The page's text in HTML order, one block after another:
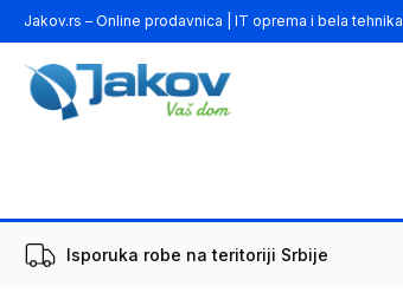
Jakov.rs – Online prodavnica | IT oprema i bela tehnika
Isporuka robe na teritoriji Srbije